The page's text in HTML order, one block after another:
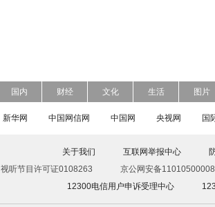
国内 财经 文化 生活 图片
新华网 中国网信网 中国网 央视网 国
关于我们 互联网举报中心
视听节目许可证0108263
京公网安备
12300电信用户申诉受理中心